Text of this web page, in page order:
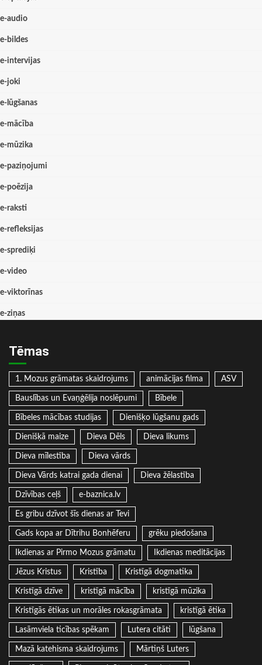
e-audio
e-bildes
e-intervijas
e-joki
e-lūgšanas
e-mācība
e-mūzika
e-paziņojumi
e-poēzija
e-raksti
e-refleksijas
e-sprediķi
e-video
e-viktorīnas
e-ziņas
Tēmas
1. Mozus grāmatas skaidrojums animācijas filma ASV
Bauslības un Evaņģēlija noslēpumi Bībele
Bībeles mācības studijas Dienišķo lūgšanu gads
Dienišķā maize Dieva Dēls Dieva likums
Dieva mīlestība Dieva vārds
Dieva Vārds katrai gada dienai Dieva žēlastība
Dzīvības ceļš e-baznica.lv
Es gribu dzīvot šīs dienas ar Tevi
Gads kopa ar Dītrihu Bonhēferu grēku piedošana
Ikdienas ar Pirmo Mozus grāmatu Ikdienas meditācijas
Jēzus Kristus Kristība Kristīgā dogmatika
Kristīgā dzīve kristīgā mācība kristīgā mūzika
Kristīgās ētikas un morāles rokasgrāmata kristīgā ētika
Lasāmviela ticības spēkam Lutera citāti lūgšana
Mazā katehisma skaidrojums Mārtiņš Luters